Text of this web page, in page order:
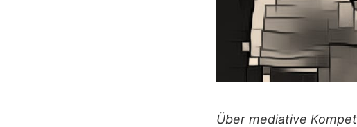
Über mediative